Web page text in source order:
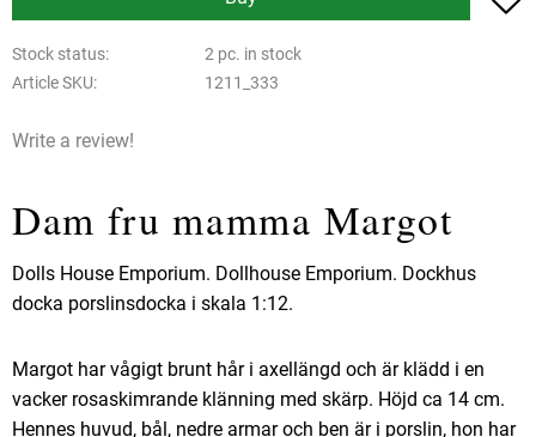
Stock status
2 pc. in stock
Article SKU
1211_333
Write a review!
Dam fru mamma Margot
Dolls House Emporium. Dollhouse Emporium. Dockhus
docka porslinsdocka i skala 1:12.
Margot har vågigt brunt hår i axellängd och är klädd i en
vacker rosaskimrande klänning med skärp. Höjd ca 14 cm.
Hennes huvud, bål, nedre armar och ben är i porslin, hon har